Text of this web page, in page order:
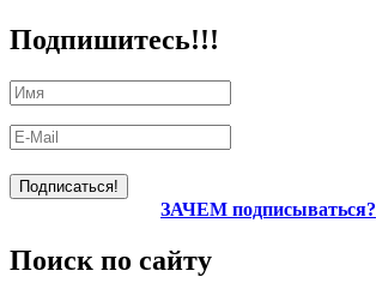
Подпишитесь!!!
ЗАЧЕМ подписываться?
Поиск по сайту